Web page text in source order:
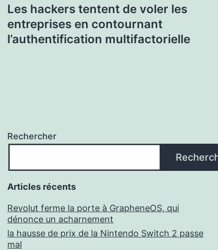
Les hackers tentent de voler les
entreprises en contournant
l’authentification multifactorielle
Rechercher
Articles récents
Revolut ferme la porte à GrapheneOS, qui
dénonce un acharnement
la hausse de prix de la Nintendo Switch 2 passe
mal